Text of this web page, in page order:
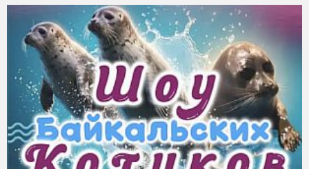
торжественные парады в честь Дня Победы и пронзительные
портреты фронто